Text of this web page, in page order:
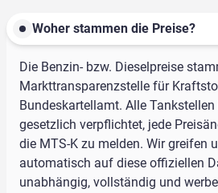
Woher stammen die Preise?
Die Benzin- bzw. Dieselpreise
Markttransparenzstelle für
Bundeskartellamt. Alle
gesetzlich verpflichtet, jede
die MTS-K zu melden. Wir greifen
automatisch auf diese offiziellen
unabhängig, vollständig und